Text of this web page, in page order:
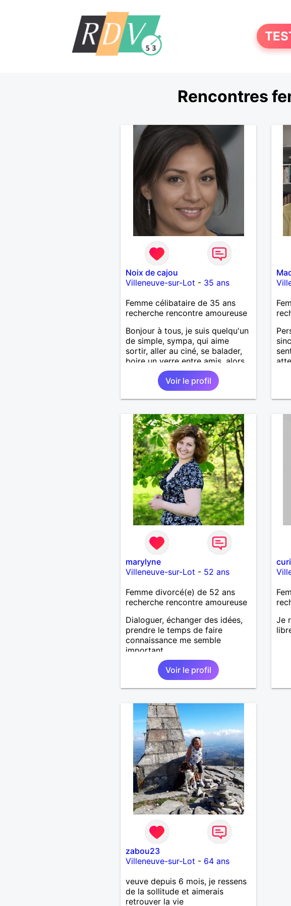
Rencontres
Noix de cajou
Villeneuve-sur-Lot - 35 ans
Femme célibataire de 35 ans
recherche rencontre amoureuse
Bonjour à tous, je suis quelqu'un
de simple, sympa, qui aime
sortir, aller au ciné, se balader,
boire un verre entre amis, alors
n'hésitez pas à me laisser un
message.
Voir le profil
J
marylyne
Villeneuve-sur-Lot - 52 ans
Femme divorcé(e) de 52 ans
recherche rencontre amoureuse
Dialoguer, échanger des idées,
prendre le temps de faire
connaissance me semble
important.
Voir le profil
Je
zabou23
Villeneuve-sur-Lot - 64 ans
veuve depuis 6 mois, je ressens
de la sollitude et aimerais
retrouver la vie